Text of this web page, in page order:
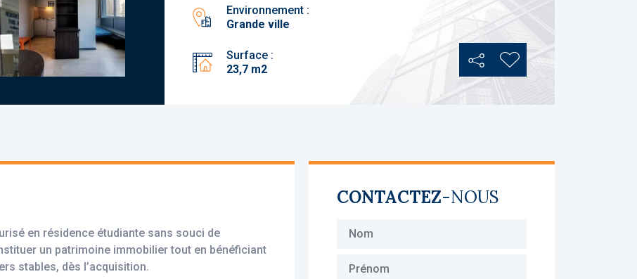
Environnement :
Grande ville
Surface :
23,7 m2
PartagerAjouter aux favoris
en résidence étudiante sans souci de
un patrimoine immobilier tout en bénéficiant
stables, dès l’acquisition.
CONTACTEZ-NOUS